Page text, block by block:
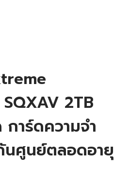
2TB
การ์ดความจำ
นศูนย์ตลอดอายุ